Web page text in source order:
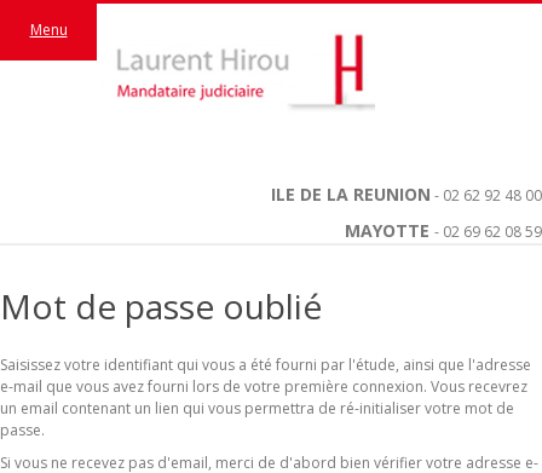
ILE DE LA REUNION - 02 62 92 48 00
MAYOTTE - 02 69 62 08 59
Menu
Mot de passe oublié
Saisissez votre identifiant qui vous a été fourni par l'étude, ainsi que l'adresse
e-mail que vous avez fourni lors de votre première connexion. Vous recevrez
un email contenant un lien qui vous permettra de ré-initialiser votre mot de
passe.
Si vous ne recevez pas d'email, merci de d'abord bien vérifier votre adresse e-